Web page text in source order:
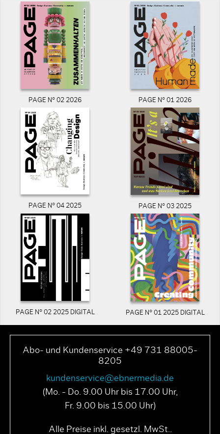
PAGE N° 02 2026 PAGE N° 01 2026
PAGE N° 04 2025 PAGE N° 03 2025
PAGE N° 02 2025 DIGITAL PAGE N° 01 2025 DIGITAL
Abo- und Kundenservice +49 731 88005-
8205
kundenservice@ebnermedia.de
(Mo. - Do. 9.00 Uhr bis 17.00 Uhr,
Fr. 9.00 bis 15.00 Uhr)
Alle Preise inkl. gesetzl. MwSt..